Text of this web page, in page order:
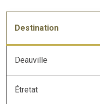
Destination
Deauville
Étretat